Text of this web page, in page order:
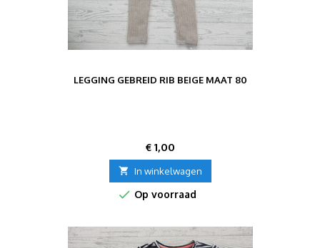
LEGGING GEBREID RIB BEIGE MAAT 80
Prijs
€ 1,00
 In winkelwagen
 Op voorraad